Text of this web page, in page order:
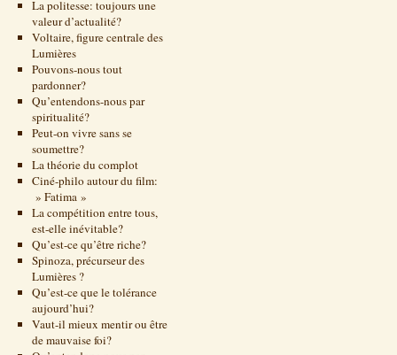
La politesse: toujours une
valeur d’actualité?
Voltaire, figure centrale des
Lumières
Pouvons-nous tout
pardonner?
Qu’entendons-nous par
spiritualité?
Peut-on vivre sans se
soumettre?
La théorie du complot
Ciné-philo autour du film:
» Fatima »
La compétition entre tous,
est-elle inévitable?
Qu’est-ce qu’être riche?
Spinoza, précurseur des
Lumières ?
Qu’est-ce que le tolérance
aujourd’hui?
Vaut-il mieux mentir ou être
de mauvaise foi?